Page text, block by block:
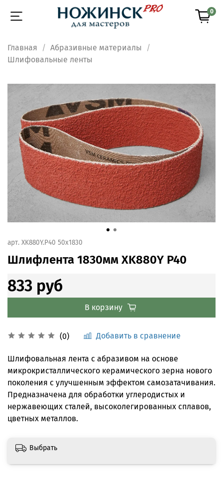
0
Главная
Абразивные материалы
Шлифовальные ленты
арт. XK880Y.Р40 50x1830
Шлифлента 1830мм XK880Y P40
(0) Добавить в сравнение
833 руб
В корзину
Шлифовальная лента с абразивом на основе
микрокристаллического керамического зерна нового
поколения с улучшенным эффектом самозатачивания.
Предназначена для обработки углеродистых и
нержавеющих сталей, высоколегированных сплавов,
цветных металлов.
Выбрать